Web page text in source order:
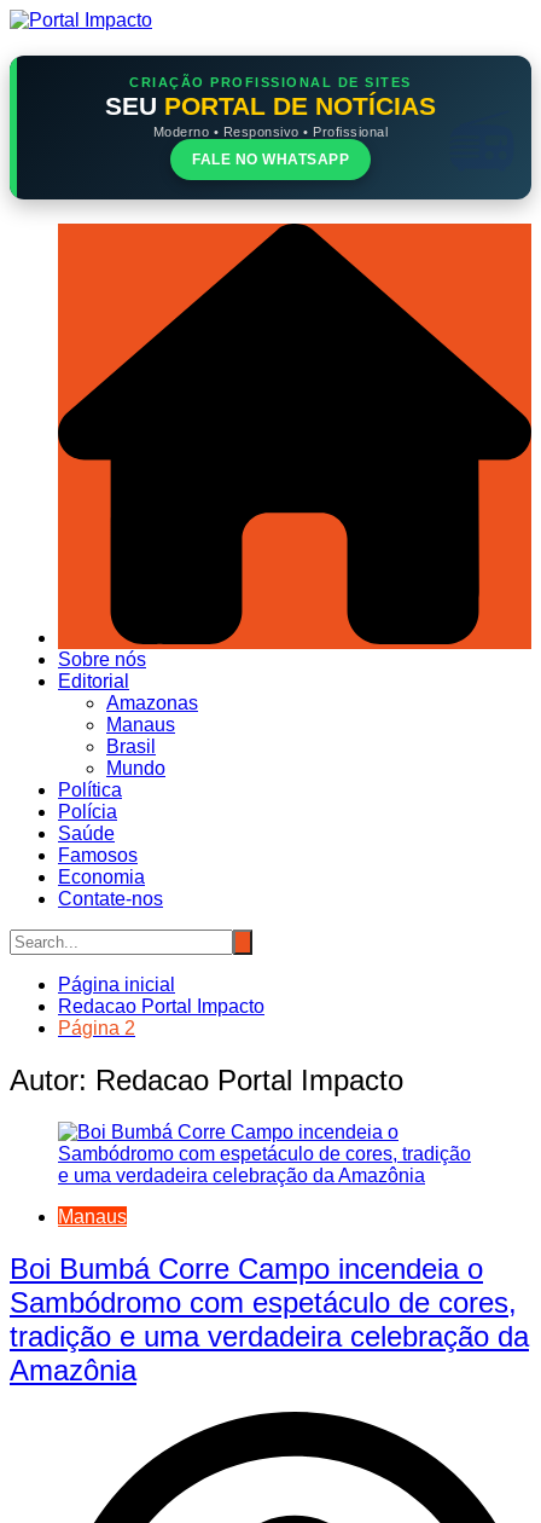
Ir
o
CRIAÇÃO PROFISSIONAL DE SITES
SEU PORTAL DE NOTÍCIAS
Moderno • Responsivo • Profissional
FALE NO WHATSAPP
Sobre nós
Editorial
Amazonas
Manaus
Brasil
Mundo
Política
Polícia
Saúde
Famosos
Economia
Contate-nos
Página inicial
Redacao Portal Impacto
Página 2
Autor: Redacao Portal Impacto
Manaus
Boi Bumbá Corre Campo incendeia o
Sambódromo com espetáculo de cores,
tradição e uma verdadeira celebração da
Amazônia